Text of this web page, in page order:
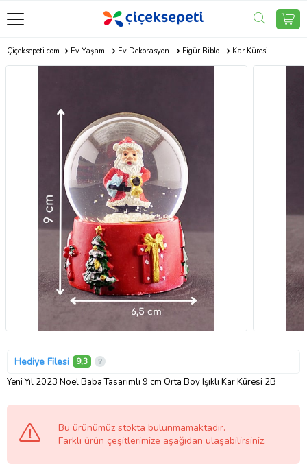
Çiçeksepeti.com Ev Yaşam Ev Dekorasyon Figür Biblo Kar Küresi
Hediye Filesi 9,3
Yeni Yıl 2023 Noel Baba Tasarımlı 9 cm Orta Boy Işıklı Kar Küresi 2B
Bu ürünümüz stokta bulunmamaktadır.
Farklı ürün çeşitlerimize aşağıdan ulaşabilirsiniz.